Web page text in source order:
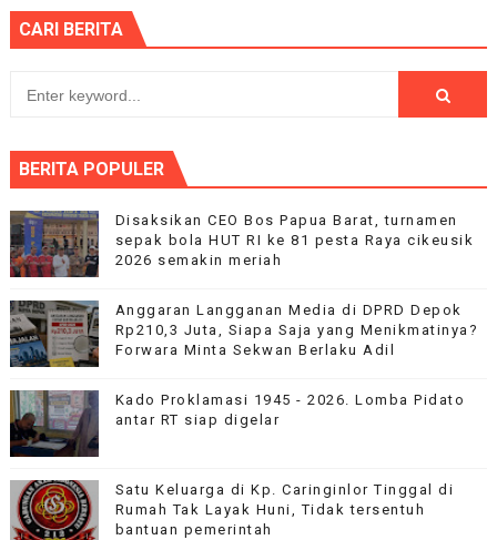
CARI BERITA
BERITA POPULER
Disaksikan CEO Bos Papua Barat, turnamen
sepak bola HUT RI ke 81 pesta Raya cikeusik
2026 semakin meriah
Anggaran Langganan Media di DPRD Depok
Rp210,3 Juta, Siapa Saja yang Menikmatinya?
Forwara Minta Sekwan Berlaku Adil
Kado Proklamasi 1945 - 2026. Lomba Pidato
antar RT siap digelar
Satu Keluarga di Kp. Caringinlor Tinggal di
Rumah Tak Layak Huni, Tidak tersentuh
bantuan pemerintah